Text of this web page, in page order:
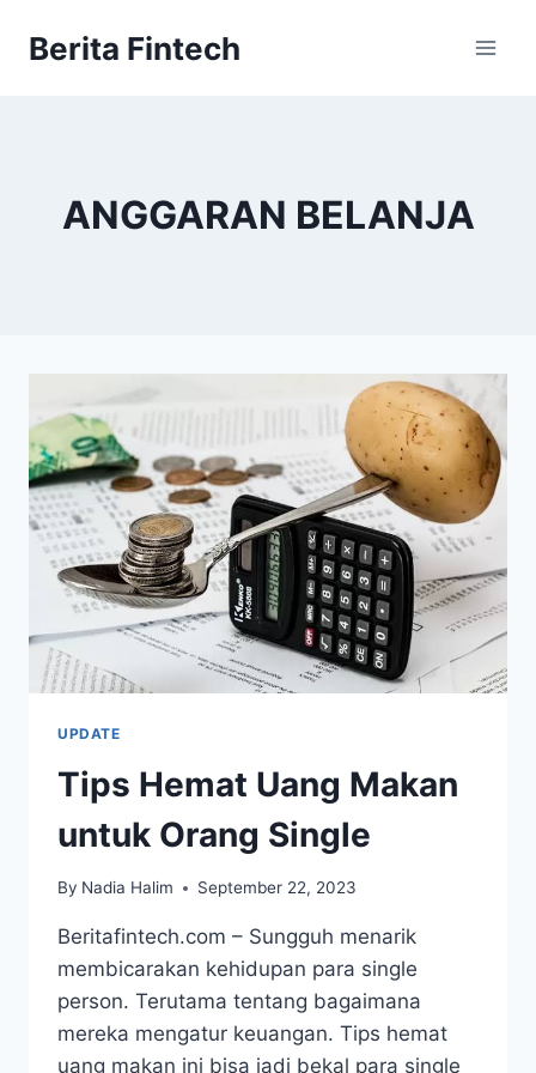
Berita Fintech
ANGGARAN BELANJA
UPDATE
Tips Hemat Uang Makan
untuk Orang Single
By Nadia Halim September 22, 2023
Beritafintech.com – Sungguh menarik
membicarakan kehidupan para single
person. Terutama tentang bagaimana
mereka mengatur keuangan. Tips hemat
uang makan ini bisa jadi bekal para single